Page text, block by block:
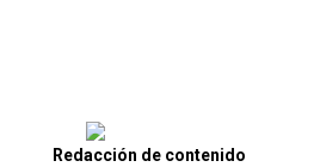
Redacción de contenido